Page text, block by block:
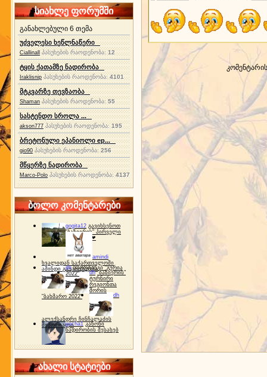
სიახლე ფორუმში
განახლებული 6 თემა
უძველესი ხეწლნაწერი
Ciallinall პასუხების რაოდენობა:12
ტყის ქათამზე ნადირობა
Iraklisnip პასუხების რაოდენობა: 4101
მტკვარზე თევზაობა
Shaman პასუხების რაოდენობა:55
სასტენდო სროლა ...
akson777 პასუხების რაოდენობა:195
ბრეტონული ეპანიოლი ep...
gio90 პასუხების რაოდენობა:256
მწყერზე ნადირობა
Marco-Polo პასუხების რაოდენობა:4137
ბოლო კომენტარები
gogita12 გავიხსენოთ
"ბაზიერის" პირველი
ტურნირი ❤
amindi
ხვალიდან საქართველოში
ამინდი გაუარესდება
dh სპორტინგი "გურია
2022"
dh "ბაზიერის"
ტურნირი
რეგიონთა
შორის
"ბახმარო 2022"
dh
ალექსანდრე ჩინჩალაძის
მემორიალიgocha1 კანონი
ნადირობის შესახებ
ახალი სტატიები